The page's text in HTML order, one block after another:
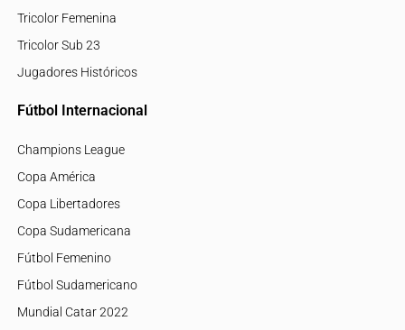
Tricolor Femenina
Tricolor Sub 23
Jugadores Históricos
Fútbol Internacional
Champions League
Copa América
Copa Libertadores
Copa Sudamericana
Fútbol Femenino
Fútbol Sudamericano
Mundial Catar 2022